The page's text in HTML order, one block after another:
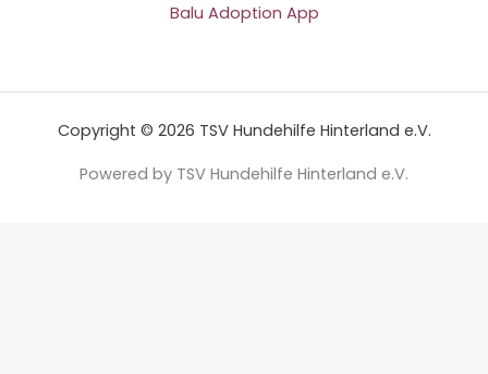
Balu Adoption App
Copyright © 2026 TSV Hundehilfe Hinterland e.V.
Powered by TSV Hundehilfe Hinterland e.V.